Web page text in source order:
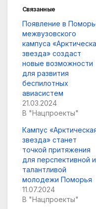
Связанные
Появление в
межвузовского
кампуса
звезда» создаст
новые возможности
для развития
беспилотных
авиасистем
21.03.2024
В "Нацпроекты"
Кампус
звезда» станет
точкой притяжения
для перспективной и
талантливой
молодежи Поморья
11.07.2024
В "Нацпроекты"